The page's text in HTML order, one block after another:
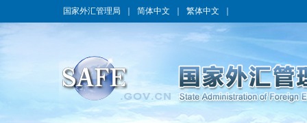
国家外汇管理局 简体中文 繁体中文